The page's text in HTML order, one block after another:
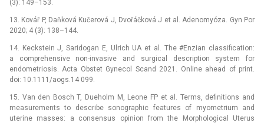
(3): 149–153.
13. Kovář P, Daňková Kučerová J, Dvořáčková J et al. Adenomyóza. Gyn Por
2020; 4 (3): 138–144.
14. Keckstein J, Saridogan E, Ulrich UA et al. The #Enzian classification:
a comprehensive non-invasive and surgical description system for
endometriosis. Acta Obstet Gynecol Scand 2021. Online ahead of print.
doi: 10.1111/aogs.14 099.
15. Van den Bosch T, Dueholm M, Leone FP et al. Terms, definitions and
measurements to describe sonographic features of myometrium and
uterine masses: a consensus opinion from the Morphological Uterus